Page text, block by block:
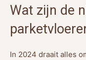
Wat zijn de
In 2024 draait alles